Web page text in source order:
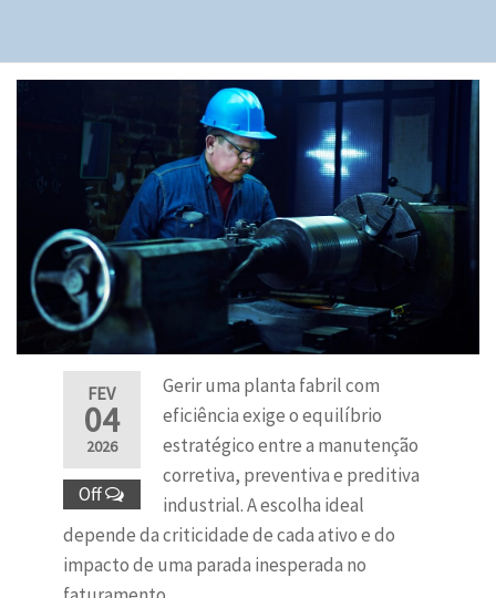
FEV
04
2026
Off
Gerir uma planta fabril com
eficiência exige o equilíbrio
estratégico entre a manutenção
corretiva, preventiva e preditiva
industrial. A escolha ideal
depende da criticidade de cada ativo e do
impacto de uma parada inesperada no